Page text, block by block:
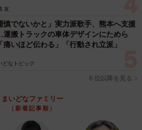
友
慎でないかと」実力派歌手、熊本へ支援
搬トラックの車体デザインにためら
いほど伝わる」「行動され立派」
どなトピック
６位以降を見る
まいどなファミリー
（新着記事順）